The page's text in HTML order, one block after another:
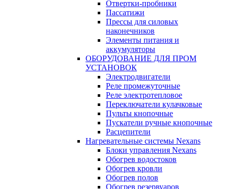
Отвертки-пробники
Пассатижи
Прессы для силовых
наконечников
Элементы питания и
аккумуляторы
ОБОРУДОВАНИЕ ДЛЯ ПРОМ
УСТАНОВОК
Электродвигатели
Реле промежуточные
Реле электротепловое
Переключатели кулачковые
Пульты кнопочные
Пускатели ручные кнопочные
Расцепители
Нагревательные системы Nexans
Блоки управления Nexans
Обогрев водостоков
Обогрев кровли
Обогрев полов
Обогрев резервуаров